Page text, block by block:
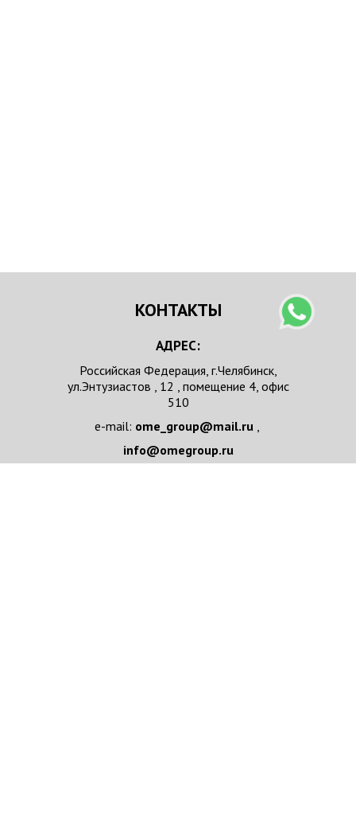
КОНТАКТЫ
АДРЕС:
Российская Федерация, г.Челябинск,
ул.Энтузиастов , 12 , помещение 4, офис
510
e-mail: ome_group@mail.ru,
info@omegroup.ru